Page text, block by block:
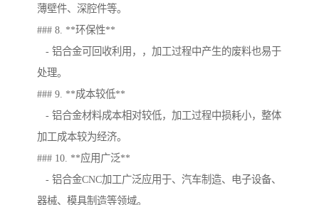
薄壁件、深腔件等。
### 8. **环保性**
- 铝合金可回收利用，，加工过程中产生的废料也易于
处理。
### 9. **成本较低**
- 铝合金材料成本相对较低，加工过程中损耗小，整体
加工成本较为经济。
### 10. **应用广泛**
- 铝合金CNC加工广泛应用于、汽车制造、电子设备、
器械、模具制造等领域。